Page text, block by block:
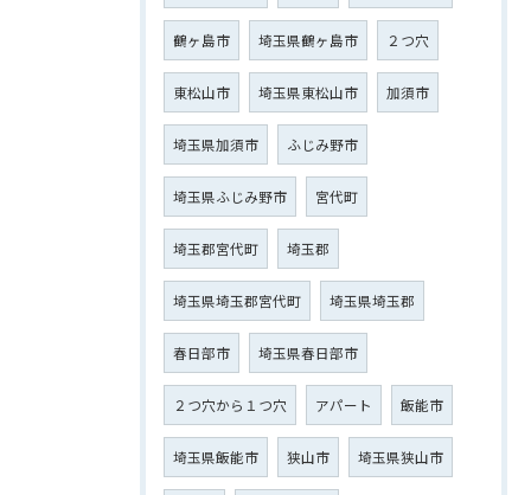
鶴ヶ島市 埼玉県鶴ヶ島市 ２つ穴
東松山市 埼玉県東松山市 加須市
埼玉県加須市 ふじみ野市
埼玉県ふじみ野市 宮代町
埼玉郡宮代町 埼玉郡
埼玉県埼玉郡宮代町 埼玉県埼玉郡
春日部市 埼玉県春日部市
２つ穴から１つ穴 アパート 飯能市
埼玉県飯能市 狭山市 埼玉県狭山市